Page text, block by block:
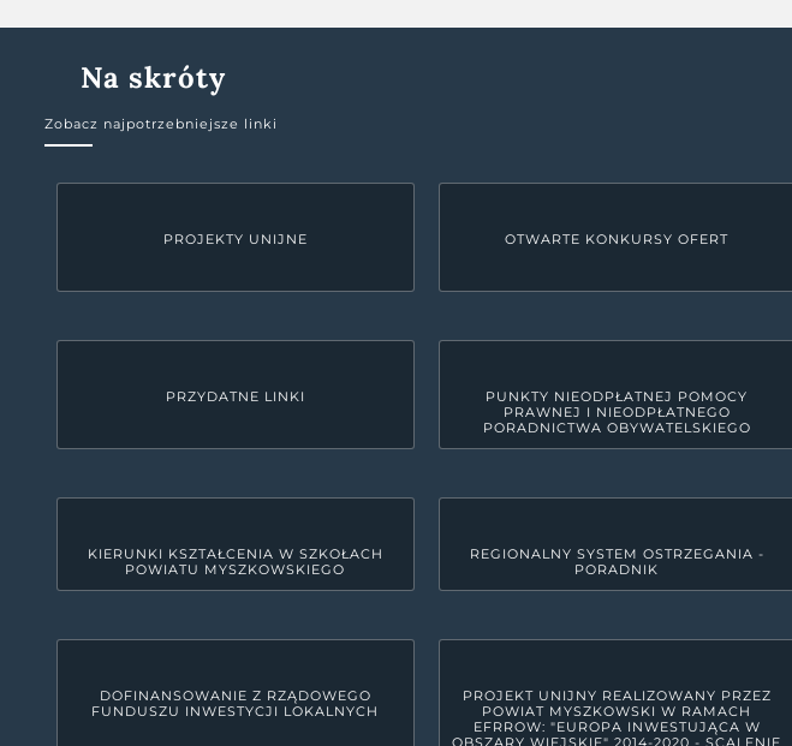
Na skróty
Zobacz najpotrzebniejsze linki
PROJEKTY UNIJNE OTWARTE KONKURSY OFERT
PRZYDATNE LINKI
PUNKTY NIEODPŁATNEJ POMOCY
PRAWNEJ I NIEODPŁATNEGO
PORADNICTWA OBYWATELSKIEGO
KIERUNKI KSZTAŁCENIA W SZKOŁACH
POWIATU MYSZKOWSKIEGO
REGIONALNY SYSTEM OSTRZEGANIA -
PORADNIK
DOFINANSOWANIE Z RZĄDOWEGO
FUNDUSZU INWESTYCJI LOKALNYCH
PROJEKT UNIJNY REALIZOWANY PRZEZ
POWIAT MYSZKOWSKI W RAMACH
EFRROW: "EUROPA INWESTUJĄCA W
OBSZARY WIEJSKIE" 2014-2020 - SCALENIE
KONTAKT
woj. śląskie, pow. myszkowski